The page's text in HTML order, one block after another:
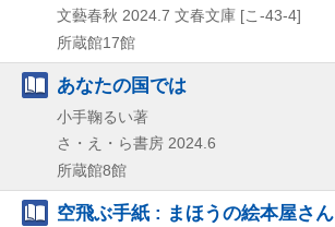
文藝春秋 2024.7 文春文庫 [こ-43-4]
所蔵館17館
あなたの国では
小手鞠るい著
さ・え・ら書房 2024.6
所蔵館8館
空飛ぶ手紙 : まほうの絵本屋さん